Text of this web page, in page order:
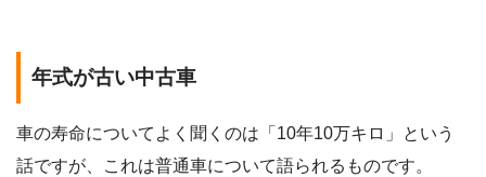
年式が古い中古車
車の寿命についてよく聞くのは「10年10万キロ」という
話ですが、これは普通車について語られるものです。